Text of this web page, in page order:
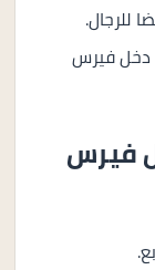
للرجال.
دخل فيرس
فيرس